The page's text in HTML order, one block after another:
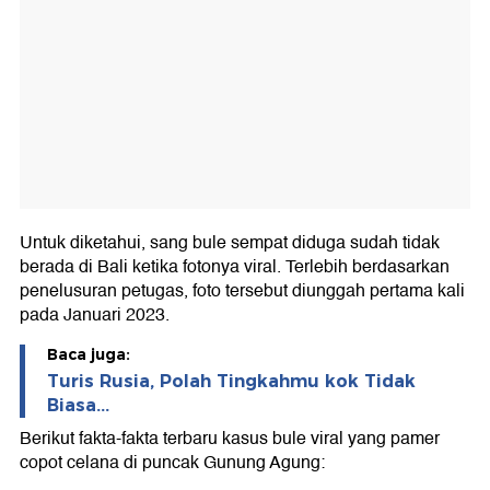
Untuk diketahui, sang bule sempat diduga sudah tidak
berada di Bali ketika fotonya viral. Terlebih berdasarkan
penelusuran petugas, foto tersebut diunggah pertama kali
pada Januari 2023.
Baca juga:
Turis Rusia, Polah Tingkahmu kok Tidak
Biasa...
Berikut fakta-fakta terbaru kasus bule viral yang pamer
copot celana di puncak Gunung Agung: